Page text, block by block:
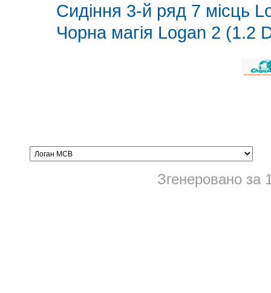
Сидіння 3-й ряд 7 місць
Чорна магія Logan 2 (1.2
Згенеровано за